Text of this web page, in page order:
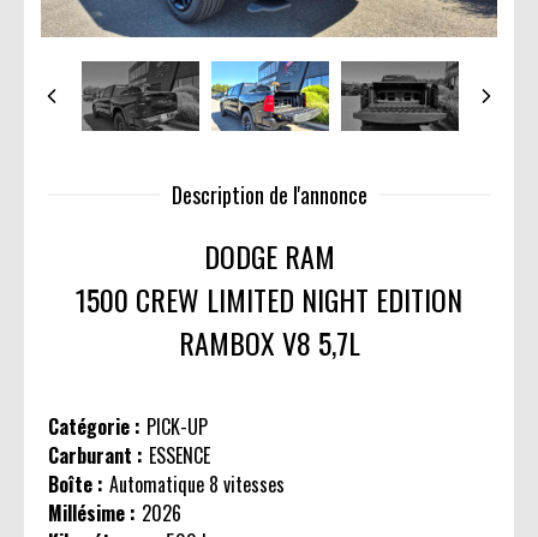
Description de l'annonce
DODGE RAM
1500 CREW LIMITED NIGHT EDITION
RAMBOX V8 5,7L
Catégorie : PICK-UP
Carburant : ESSENCE
Boîte : Automatique 8 vitesses
Millésime : 2026